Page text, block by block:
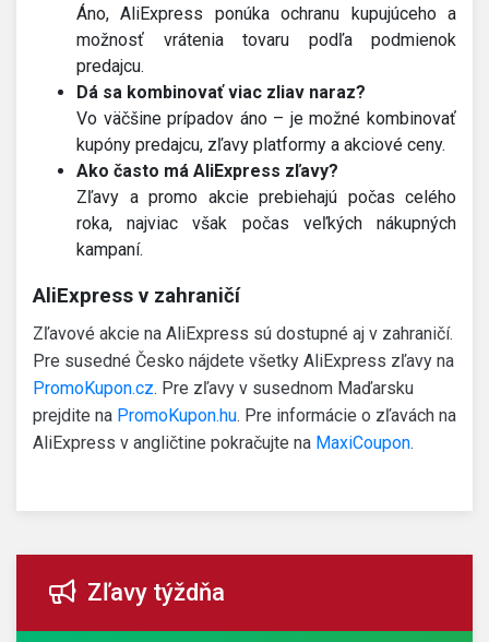
Áno, AliExpress ponúka ochranu kupujúceho a
možnosť vrátenia tovaru podľa podmienok
predajcu.
Dá sa kombinovať viac zliav naraz?
Vo väčšine prípadov áno – je možné kombinovať
kupóny predajcu, zľavy platformy a akciové ceny.
Ako často má AliExpress zľavy?
Zľavy a promo akcie prebiehajú počas celého
roka, najviac však počas veľkých nákupných
kampaní.
AliExpress v zahraničí
Zľavové akcie na AliExpress sú dostupné aj v zahraničí.
Pre susedné Česko nájdete všetky AliExpress zľavy na
PromoKupon.cz. Pre zľavy v susednom Maďarsku
prejdite na PromoKupon.hu. Pre informácie o zľavách na
AliExpress v angličtine pokračujte na MaxiCoupon.
Zľavy týždňa